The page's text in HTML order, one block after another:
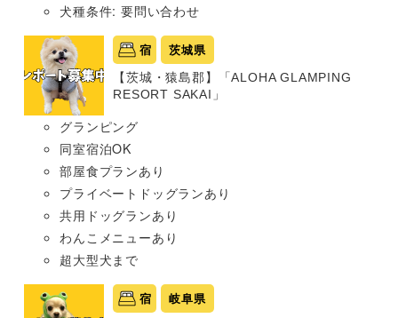
犬種条件: 要問い合わせ
宿 茨城県
【茨城・猿島郡】「ALOHA GLAMPING
RESORT SAKAI」
グランピング
同室宿泊OK
部屋食プランあり
プライベートドッグランあり
共用ドッグランあり
わんこメニューあり
超大型犬まで
宿 岐阜県